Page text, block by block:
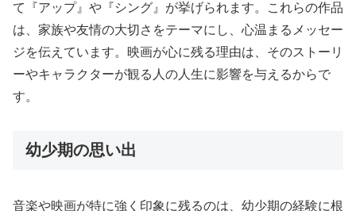
て『アップ』や『シング』が挙げられます。これらの作品
は、家族や友情の大切さをテーマにし、心温まるメッセー
ジを伝えています。映画が心に残る理由は、そのストーリ
ーやキャラクターが観る人の人生に影響を与えるからで
す。
幼少期の思い出
音楽や映画が特に強く印象に残るのは、幼少期の経験に根